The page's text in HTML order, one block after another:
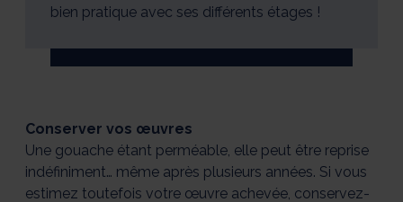
bien pratique avec ses différents étages !
Conserver vos œuvres
Une gouache étant perméable, elle peut être reprise
indéfiniment… même après plusieurs années. Si vous
estimez toutefois votre œuvre achevée, conservez-